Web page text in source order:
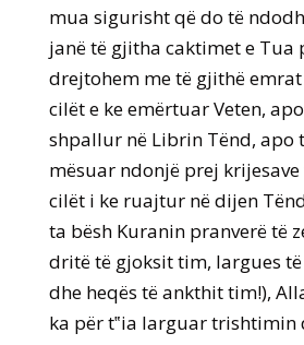
mua sigurisht që do të
janë të gjitha caktimet e Tua
drejtohem me të gjithë emrat
cilët e ke emërtuar Veten,
shpallur në Librin Tënd, apo
mësuar ndonjë prej
cilët i ke ruajtur në dijen
ta bësh Kuranin pranverë të
dritë të gjoksit tim, largues
dhe heqës të ankthit tim!),
ka për t‟ia larguar trishtimin